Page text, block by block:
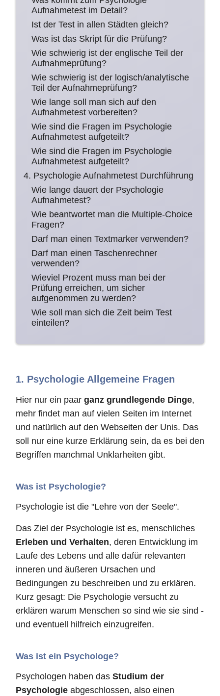
Aufnahmetest im Detail?
Ist der Test in allen Städten gleich?
Was ist das Skript für die Prüfung?
Wie schwierig ist der englische Teil der
Aufnahmeprüfung?
Wie schwierig ist der logisch/analytische
Teil der Aufnahmeprüfung?
Wie lange soll man sich auf den
Aufnahmetest vorbereiten?
Wie sind die Fragen im Psychologie
Aufnahmetest aufgeteilt?
Wie sind die Fragen im Psychologie
Aufnahmetest aufgeteilt?
4. Psychologie Aufnahmetest Durchführung
Wie lange dauert der Psychologie
Aufnahmetest?
Wie beantwortet man die Multiple-Choice
Fragen?
Darf man einen Textmarker verwenden?
Darf man einen Taschenrechner
verwenden?
Wieviel Prozent muss man bei der
Prüfung erreichen, um sicher
aufgenommen zu werden?
Wie soll man sich die Zeit beim Test
einteilen?
1. Psychologie Allgemeine Fragen
Hier nur ein paar ganz grundlegende Dinge,
mehr findet man auf vielen Seiten im Internet
und natürlich auf den Webseiten der Unis. Das
soll nur eine kurze Erklärung sein, da es bei den
Begriffen manchmal Unklarheiten gibt.
Was ist Psychologie?
Psychologie ist die "Lehre von der Seele".
Das Ziel der Psychologie ist es, menschliches
Erleben und Verhalten, deren Entwicklung im
Laufe des Lebens und alle dafür relevanten
inneren und äußeren Ursachen und
Bedingungen zu beschreiben und zu erklären.
Kurz gesagt: Die Psychologie versucht zu
erklären warum Menschen so sind wie sie sind -
und eventuell hilfreich einzugreifen.
Was ist ein Psychologe?
Psychologen haben das Studium der
Psychologie abgeschlossen, also einen